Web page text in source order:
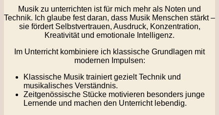
Musik zu unterrichten ist für mich mehr als Noten und
Technik. Ich glaube fest daran, dass Musik Menschen stärkt –
sie fördert Selbstvertrauen, Ausdruck, Konzentration,
Kreativität und emotionale Intelligenz.
Im Unterricht kombiniere ich klassische Grundlagen mit
modernen Impulsen:
Klassische Musik trainiert gezielt Technik und
musikalisches Verständnis.
Zeitgenössische Stücke motivieren besonders junge
Lernende und machen den Unterricht lebendig.